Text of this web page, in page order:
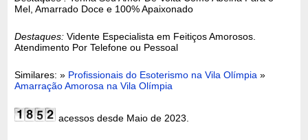
Mel, Amarrado Doce e 100% Apaixonado
Destaques: Vidente Especialista em Feitiços Amorosos.
Atendimento Por Telefone ou Pessoal
Similares: » Profissionais do Esoterismo na Vila Olímpia »
Amarração Amorosa na Vila Olímpia
acessos desde Maio de 2023.